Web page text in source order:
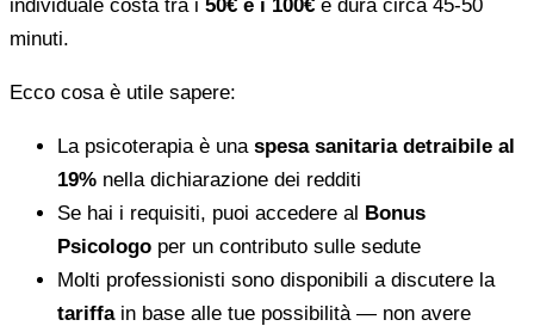
individuale costa tra i 50€ e i 100€ e dura circa 45-50
minuti.
Ecco cosa è utile sapere:
La psicoterapia è una spesa sanitaria detraibile al
19% nella dichiarazione dei redditi
Se hai i requisiti, puoi accedere al Bonus
Psicologo per un contributo sulle sedute
Molti professionisti sono disponibili a discutere la
tariffain base alle tue possibilità — non avere